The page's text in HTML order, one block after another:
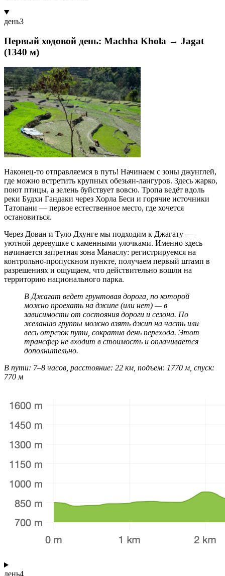
день3
Первый ходовой день: Machha Khola → Jagat
(1340 м)
Наконец-то отправляемся в путь! Начинаем с зоны джунглей,
где можно встретить крупных обезьян-лангуров. Здесь жарко,
поют птицы, а зелень буйствует вовсю. Тропа ведёт вдоль
реки Будхи Гандаки через Хорла Беси и горячие источники
Татопани — первое естественное место, где хочется
остановиться.
Через Дован и Туло Дхунге мы подходим к Джагату —
уютной деревушке с каменными улочками. Именно здесь
начинается запретная зона Манаслу: регистрируемся на
контрольно-пропускном пункте, получаем первый штамп в
разрешениях и ощущаем, что действительно вошли на
территорию национального парка.
В Джагат ведет грунтовая дорога, по которой
можно проехать на джипе (или нет) — в
зависимости от состояния дороги и сезона. По
желанию группы можно взять джип на часть или
весь отрезок пути, сократив день перехода. Этот
трансфер не входит в стоимость и оплачивается
дополнительно.
В пути: 7–8 часов, расстояние: 22 км, подъем: 1770 м, спуск:
770 м
день4